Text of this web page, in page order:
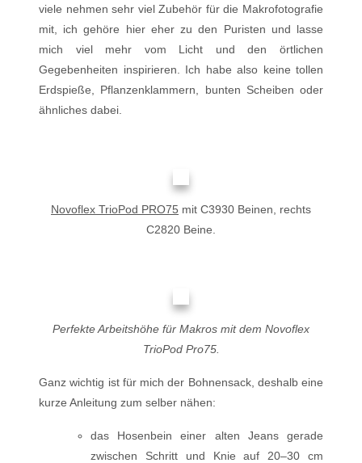
viele nehmen sehr viel Zubehör für die Makrofotografie
mit, ich gehöre hier eher zu den Puristen und lasse
mich viel mehr vom Licht und den örtlichen
Gegebenheiten inspirieren. Ich habe also keine tollen
Erdspieße, Pflanzenklammern, bunten Scheiben oder
ähnliches dabei.
Novoflex TrioPod PRO75 mit C3930 Beinen, rechts
C2820 Beine.
Perfekte Arbeitshöhe für Makros mit dem Novoflex
TrioPod Pro75.
Ganz wichtig ist für mich der Bohnensack, deshalb eine
kurze Anleitung zum selber nähen:
das Hosenbein einer alten Jeans gerade
zwischen Schritt und Knie auf 20–30 cm